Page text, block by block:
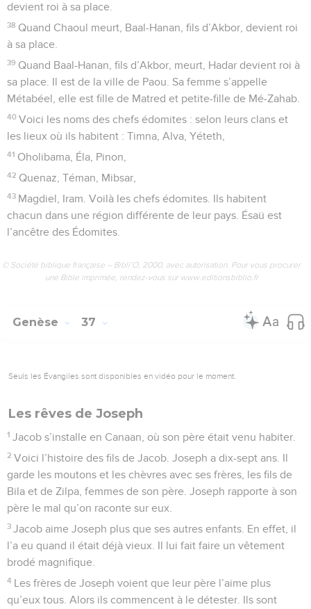
devient roi à sa place.
38 Quand Chaoul meurt, Baal-Hanan, fils d’Akbor, devient roi
à sa place.
39 Quand Baal-Hanan, fils d’Akbor, meurt, Hadar devient roi à
sa place. Il est de la ville de Paou. Sa femme s’appelle
Métabéel, elle est fille de Matred et petite-fille de Mé-Zahab.
40 Voici les noms des chefs édomites : selon leurs clans et
les lieux où ils habitent : Timna, Alva, Yéteth,
41 Oholibama, Éla, Pinon,
42 Quenaz, Téman, Mibsar,
43 Magdiel, Iram. Voilà les chefs édomites. Ils habitent
chacun dans une région différente de leur pays. Ésaü est
l’ancêtre des Édomites.
© Société biblique française – Bibli’O, 2000, avec autorisation. Pour vous procurer
une Bible imprimée, rendez-vous sur www.editionsbiblio.fr
Genèse 37
Seuls les Évangiles sont disponibles en vidéo pour le moment.
Les rêves de Joseph
1 Jacob s’installe en Canaan, où son père était venu habiter.
2 Voici l’histoire des fils de Jacob. Joseph a dix-sept ans. Il
garde les moutons et les chèvres avec ses frères, les fils de
Bila et de Zilpa, femmes de son père. Joseph rapporte à son
père le mal qu’on raconte sur eux.
3 Jacob aime Joseph plus que ses autres enfants. En effet, il
l’a eu quand il était déjà vieux. Il lui fait faire un vêtement
brodé magnifique.
4 Les frères de Joseph voient que leur père l’aime plus
qu’eux tous. Alors ils commencent à le détester. Ils sont